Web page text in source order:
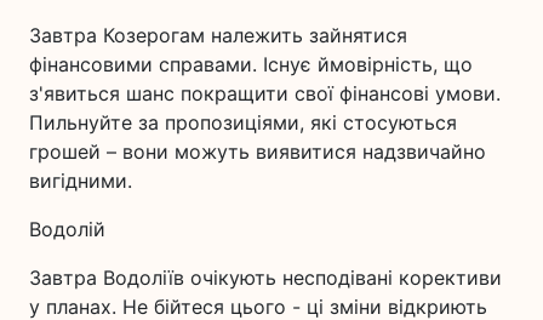
Завтра Козерогам належить зайнятися
фінансовими справами. Існує ймовірність, що
з'явиться шанс покращити свої фінансові умови.
Пильнуйте за пропозиціями, які стосуються
грошей – вони можуть виявитися надзвичайно
вигідними.
Водолій
Завтра Водоліїв очікують несподівані корективи
у планах. Не бійтеся цього - ці зміни відкриють